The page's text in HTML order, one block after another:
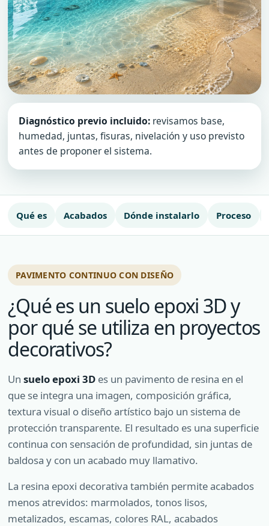
Diagnóstico previo incluido: revisamos base,
humedad, juntas, fisuras, nivelación y uso previsto
antes de proponer el sistema.
Qué es Acabados Dónde instalarlo Proceso
PAVIMENTO CONTINUO CON DISEÑO
¿Qué es un suelo epoxi 3D y
por qué se utiliza en proyectos
decorativos?
Un suelo epoxi 3D es un pavimento de resina en el
que se integra una imagen, composición gráfica,
textura visual o diseño artístico bajo un sistema de
protección transparente. El resultado es una superficie
continua con sensación de profundidad, sin juntas de
baldosa y con un acabado muy llamativo.
La resina epoxi decorativa también permite acabados
menos atrevidos: marmolados, tonos lisos,
metalizados, escamas, colores RAL, acabados